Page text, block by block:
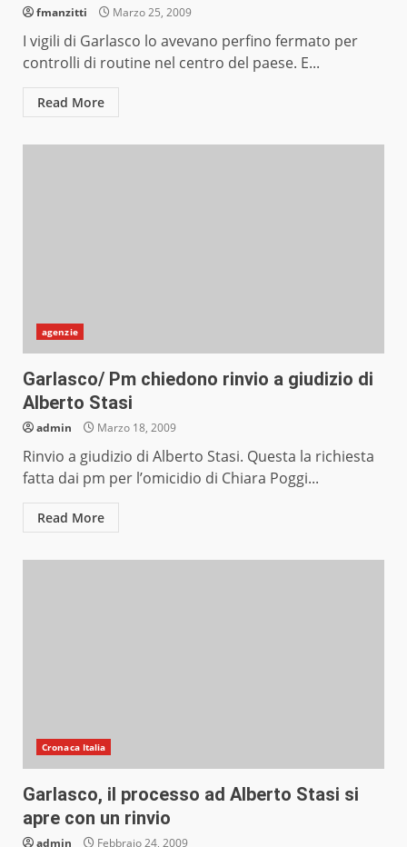
fmanzitti Marzo 25, 2009
I vigili di Garlasco lo avevano perfino fermato per
controlli di routine nel centro del paese. E...
Read More
agenzie
Garlasco/ Pm chiedono rinvio a giudizio di
Alberto Stasi
admin Marzo 18, 2009
Rinvio a giudizio di Alberto Stasi. Questa la richiesta
fatta dai pm per l’omicidio di Chiara Poggi...
Read More
Cronaca Italia
Garlasco, il processo ad Alberto Stasi si
apre con un rinvio
admin Febbraio 24, 2009